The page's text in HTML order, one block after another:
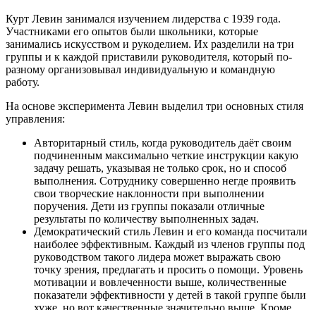
Курт Левин занимался изучением лидерства с 1939 года.
Участниками его опытов были школьники, которые
занимались искусством и рукоделием. Их разделили на три
группы и к каждой приставили руководителя, который по-
разному организовывал индивидуальную и командную
работу.
На основе эксперимента Левин выделил три основных стиля
управления:
Авторитарный стиль, когда руководитель даёт своим
подчиненным максимально четкие инструкции какую
задачу решать, указывая не только срок, но и способ
выполнения. Сотруднику совершенно негде проявить
свои творческие наклонности при выполнении
поручения. Дети из группы показали отличные
результаты по количеству выполненных задач.
Демократический стиль Левин и его команда посчитали
наиболее эффективным. Каждый из членов группы под
руководством такого лидера может выражать свою
точку зрения, предлагать и просить о помощи. Уровень
мотивации и вовлеченности выше, количественные
показатели эффективности у детей в такой группе были